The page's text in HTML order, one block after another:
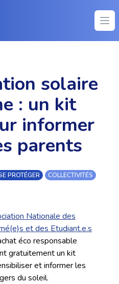
solaire
: un kit
informer
parents
PROTÉGER COLLECTIVITÉS
Nationale des
et des Etudiant.e.s
éco responsable
gratuitement un kit
et informer les
du soleil.